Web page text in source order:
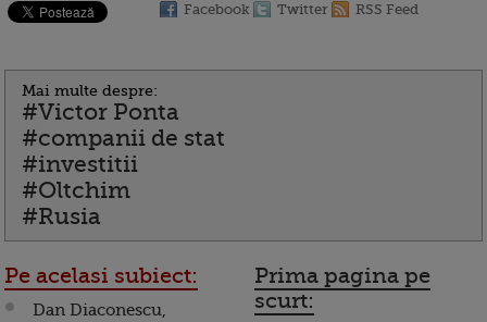
Facebook Twitter RSS Feed
Mai multe despre:
#Victor Ponta
#companii de stat
#investitii
#Oltchim
#Rusia
Pe acelasi subiect:
Dan Diaconescu,
Prima pagina pe
scurt: